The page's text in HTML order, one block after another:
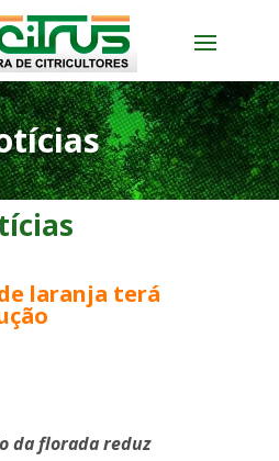
laranja terá
da florada reduz